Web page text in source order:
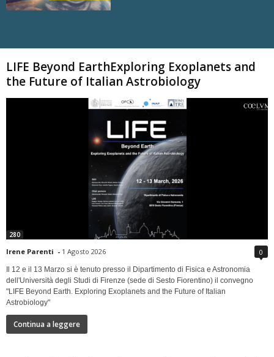
LIFE Beyond EarthExploring Exoplanets and
the Future of Italian Astrobiology
280
Irene Parenti - 1 Agosto 2026 0
Il 12 e il 13 Marzo si è tenuto presso il Dipartimento di Fisica e Astronomia
dell'Università degli Studi di Firenze (sede di Sesto Fiorentino) il convegno
"LIFE Beyond Earth. Exploring Exoplanets and the Future of Italian
Astrobiology"
Continua a leggere